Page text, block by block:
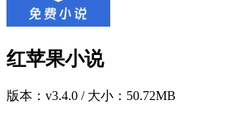
红苹果小说
版本： v3.4.0 / 大小：50.72MB